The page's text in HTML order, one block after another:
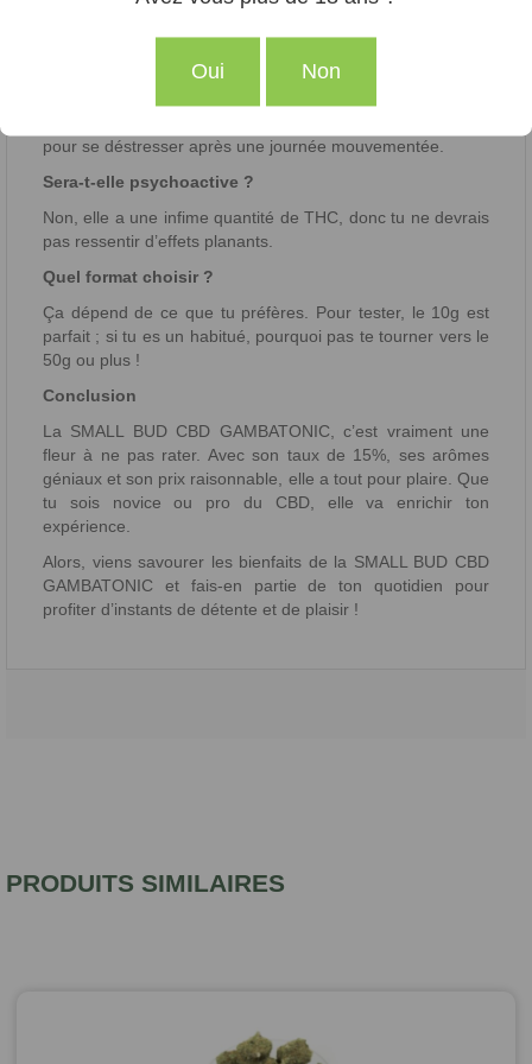
pour se déstresser après une journée mouvementée.
Sera-t-elle psychoactive ?
Non, elle a une infime quantité de THC, donc tu ne devrais
pas ressentir d’effets planants.
Quel format choisir ?
Ça dépend de ce que tu préfères. Pour tester, le 10g est
parfait ; si tu es un habitué, pourquoi pas te tourner vers le
50g ou plus !
Conclusion
La SMALL BUD CBD GAMBATONIC, c’est vraiment une
fleur à ne pas rater. Avec son taux de 15%, ses arômes
géniaux et son prix raisonnable, elle a tout pour plaire. Que
tu sois novice ou pro du CBD, elle va enrichir ton
expérience.
Alors, viens savourer les bienfaits de la SMALL BUD CBD
GAMBATONIC et fais-en partie de ton quotidien pour
profiter d’instants de détente et de plaisir !
PRODUITS SIMILAIRES
Oui Non